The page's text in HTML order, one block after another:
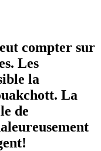
compter sur
Les
la
La
de